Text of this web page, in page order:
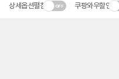
상세옵션펼침 쿠팡와우할인